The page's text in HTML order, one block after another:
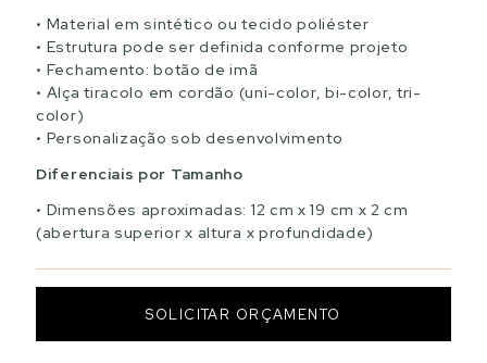
Material em sintético ou tecido poliéster
Estrutura pode ser definida conforme projeto
Fechamento: botão de imã
Alça tiracolo em cordão (uni-color, bi-color, tri-
color)
Personalização sob desenvolvimento
Diferenciais por Tamanho
Dimensões aproximadas: 12 cm x 19 cm x 2 cm
(abertura superior x altura x profundidade)
SOLICITAR ORÇAMENTO